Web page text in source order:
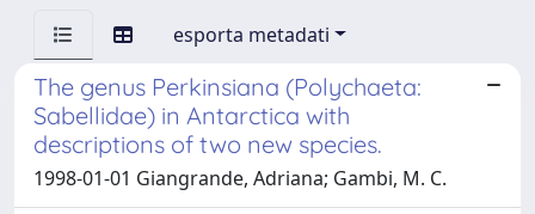
esporta metadati
The genus Perkinsiana (Polychaeta:
Sabellidae) in Antarctica with
descriptions of two new species.
1998-01-01 Giangrande, Adriana; Gambi, M. C.